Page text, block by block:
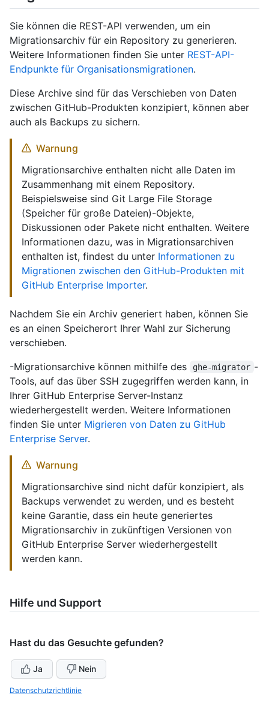
Sie können die REST-API verwenden, um ein
Migrationsarchiv für ein Repository zu generieren.
Weitere Informationen finden Sie unter REST-API-
Endpunkte für Organisationsmigrationen.
Diese Archive sind für das Verschieben von Daten
zwischen GitHub-Produkten konzipiert, können aber
auch als Backups zu sichern.
Warnung
Migrationsarchive enthalten nicht alle Daten im
Zusammenhang mit einem Repository.
Beispielsweise sind Git Large File Storage
(Speicher für große Dateien)-Objekte,
Diskussionen oder Pakete nicht enthalten. Weitere
Informationen dazu, was in Migrationsarchiven
enthalten ist, findest du unter Informationen zu
Migrationen zwischen den GitHub-Produkten mit
GitHub Enterprise Importer.
Nachdem Sie ein Archiv generiert haben, können Sie
es an einen Speicherort Ihrer Wahl zur Sicherung
verschieben.
-Migrationsarchive können mithilfe des
ghe-migrator -
Tools, auf das über SSH zugegriffen werden kann, in
Ihrer GitHub Enterprise Server-Instanz
wiederhergestellt werden. Weitere Informationen
finden Sie unter Migrieren von Daten zu GitHub
Enterprise Server.
Warnung
Migrationsarchive sind nicht dafür konzipiert, als
Backups verwendet zu werden, und es besteht
keine Garantie, dass ein heute generiertes
Migrationsarchiv in zukünftigen Versionen von
GitHub Enterprise Server wiederhergestellt
werden kann.
Hilfe und Support
Hast du das Gesuchte gefunden?
Ja Nein
Datenschutzrichtlinie